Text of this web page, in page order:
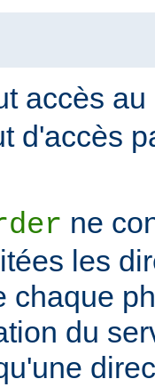
accès
d'accès
ne
les
chaque
du